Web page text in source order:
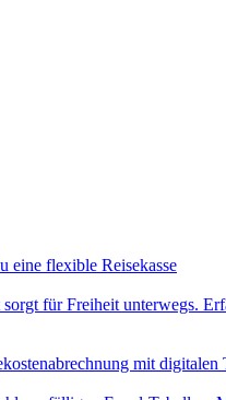
eine flexible Reisekasse
für Freiheit unterwegs.
mit